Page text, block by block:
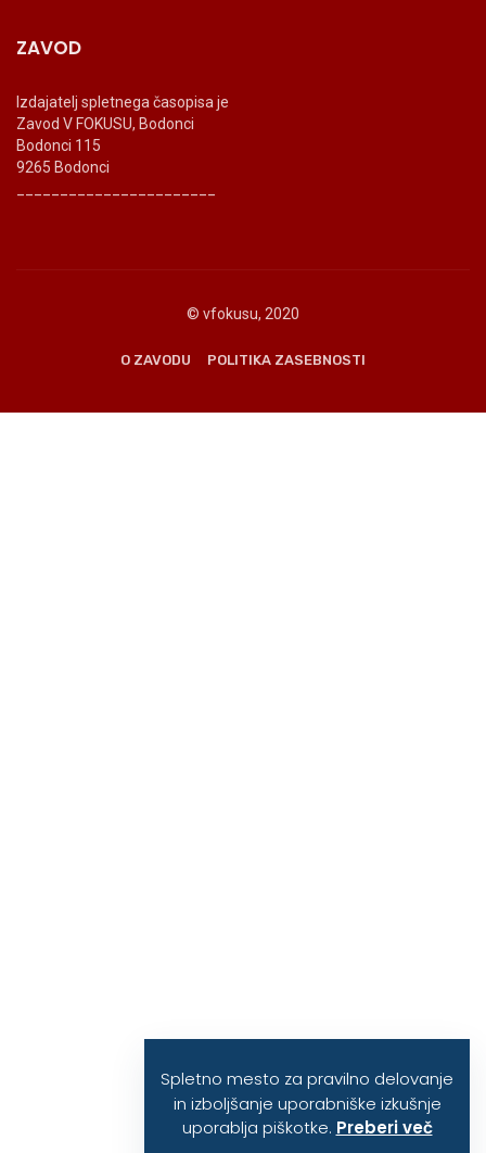
ZAVOD
Izdajatelj spletnega časopisa je
Zavod V FOKUSU, Bodonci
Bodonci 115
9265 Bodonci
© vfokusu, 2020
O ZAVODU POLITIKA ZASEBNOSTI
Spletno mesto za pravilno delovanje
in izboljšanje uporabniške izkušnje
uporablja piškotke. Preberi več